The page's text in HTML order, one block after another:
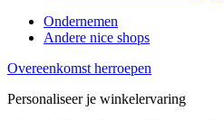
Ondernemen
Andere nice shops
Overeenkomst herroepen
Personaliseer je winkelervaring